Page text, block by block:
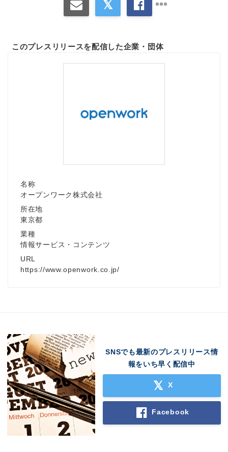
このプレスリリースを配信した企業・団体
名称
オープンワーク株式会社
所在地
東京都
業種
情報サービス・コンテンツ
URL
https://www.openwork.co.jp/
SNSでも最新のプレスリリース情
報をいち早く配信中
X
Facebook